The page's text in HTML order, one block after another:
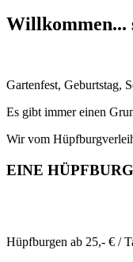
Willkommen...
Gartenfest, Geburtstag,
Es gibt immer einen
Wir vom
EINE
Hüpfburgen ab 25,- € /